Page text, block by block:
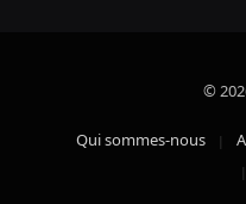
©
Qui sommes-nous